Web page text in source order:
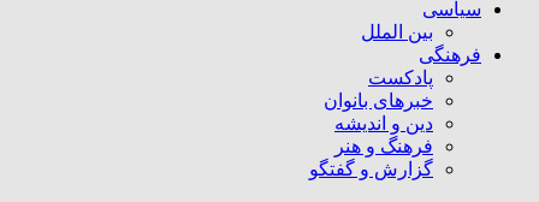
سیاسی
بین الملل
فرهنگی
پادکست
خبرهای بانوان
دین و اندیشه
فرهنگ و هنر
گزارش و گفتگو